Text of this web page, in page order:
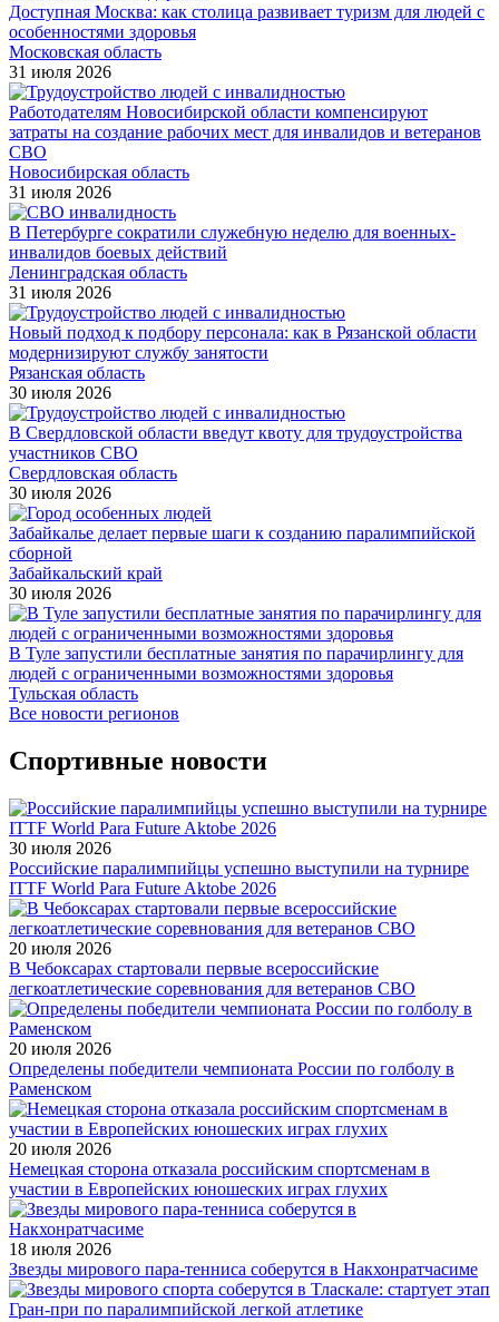
Доступная Москва: как столица развивает туризм для людей с
особенностями здоровья
Московская область
31 июля 2026
Работодателям Новосибирской области компенсируют
затраты на создание рабочих мест для инвалидов и ветеранов
СВО
Новосибирская область
31 июля 2026
В Петербурге сократили служебную неделю для военных-
инвалидов боевых действий
Ленинградская область
31 июля 2026
Новый подход к подбору персонала: как в Рязанской области
модернизируют службу занятости
Рязанская область
30 июля 2026
В Свердловской области введут квоту для трудоустройства
участников СВО
Свердловская область
30 июля 2026
Забайкалье делает первые шаги к созданию паралимпийской
сборной
Забайкальский край
30 июля 2026
В Туле запустили бесплатные занятия по парачирлингу для
людей с ограниченными возможностями здоровья
Тульская область
Все новости регионов
Спортивные новости
30 июля 2026
Российские паралимпийцы успешно выступили на турнире
ITTF World Para Future Aktobe 2026
20 июля 2026
В Чебоксарах стартовали первые всероссийские
легкоатлетические соревнования для ветеранов СВО
20 июля 2026
Определены победители чемпионата России по голболу в
Раменском
20 июля 2026
Немецкая сторона отказала российским спортсменам в
участии в Европейских юношеских играх глухих
18 июля 2026
Звезды мирового пара-тенниса соберутся в Накхонратчасиме